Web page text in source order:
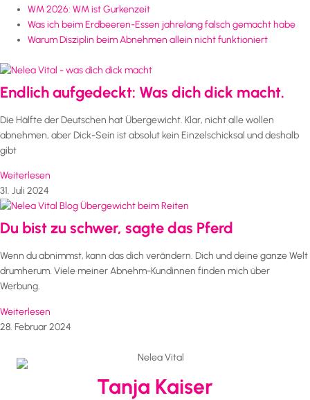
WM 2026: WM ist Gurkenzeit
Was ich beim Erdbeeren-Essen jahrelang falsch gemacht habe
Warum Disziplin beim Abnehmen allein nicht funktioniert
Endlich aufgedeckt: Was dich dick macht.
Die Hälfte der Deutschen hat Übergewicht. Klar, nicht alle wollen
abnehmen, aber Dick-Sein ist absolut kein Einzelschicksal und deshalb
gibt
Weiterlesen
31. Juli 2024
Du bist zu schwer, sagte das Pferd
Wenn du abnimmst, kann das dich verändern. Dich und deine ganze Welt
drumherum. Viele meiner Abnehm-Kundinnen finden mich über
Werbung.
Weiterlesen
28. Februar 2024
Tanja Kaiser